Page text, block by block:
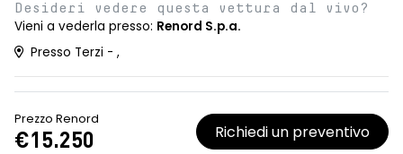
Desideri vedere questa vettura dal vivo?
Vieni a vederla presso: Renord S.p.a.
Presso Terzi - ,
Prezzo Renord
€15.250 Richiedi un preventivo